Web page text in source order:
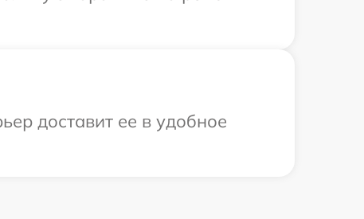
доставит ее в удобное